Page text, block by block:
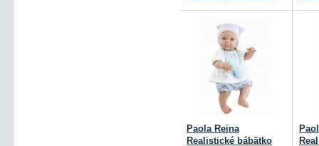
Paola Reina
Realistické bábätko